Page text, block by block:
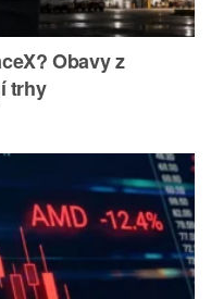
Obavy z
trhy